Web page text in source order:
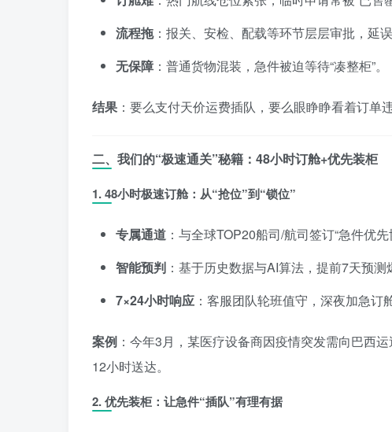
流程拖：报关、安检、配载等环节层层审批，延
无保障 ：普通货物混装，急件被迫等待“凑整柜”。
结果 ：要么支付天价运费插队，要么眼睁睁看着订单违
二、我们的“极速通关”秘籍：48小时订舱+优先装柜
1. 48小时极速订舱：从“抢位”到“锁位”
专属通道 ：与全球TOP20船司/航司签订“急件优
智能预判 ：基于历史数据与AI算法，提前7天预
7×24小时响应 ：客服团队轮班值守，深夜加急订
案例 ：今年3月，某医疗设备商因疫情突发需向巴西
12小时送达。
2. 优先装柜：让急件“插队”有理有据